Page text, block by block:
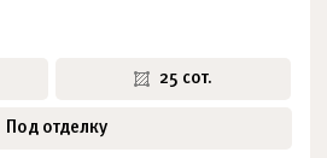
25 сот.
Под отделку